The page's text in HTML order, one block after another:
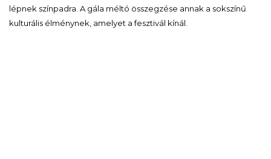
lépnek színpadra. A gála méltó összegzése annak a sokszínű
kulturális élménynek, amelyet a fesztivál kínál.